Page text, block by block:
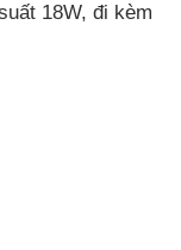
18W, đi kèm